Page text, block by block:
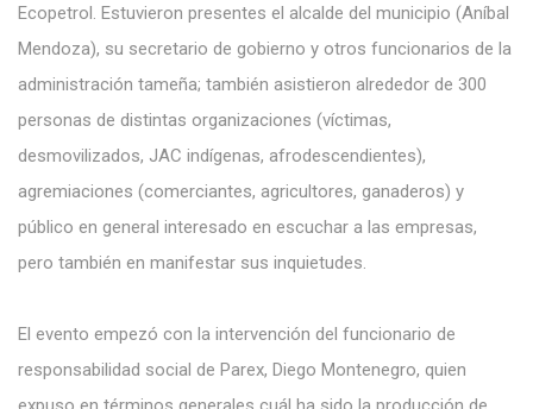
Ecopetrol. Estuvieron presentes el alcalde del municipio (Aníbal
Mendoza), su secretario de gobierno y otros funcionarios de la
administración tameña; también asistieron alrededor de 300
personas de distintas organizaciones (víctimas,
desmovilizados, JAC indígenas, afrodescendientes),
agremiaciones (comerciantes, agricultores, ganaderos) y
público en general interesado en escuchar a las empresas,
pero también en manifestar sus inquietudes.
El evento empezó con la intervención del funcionario de
responsabilidad social de Parex, Diego Montenegro, quien